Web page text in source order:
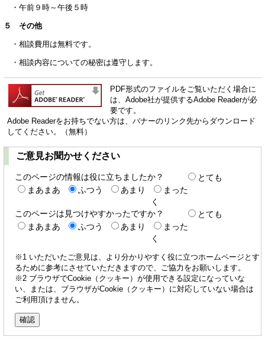
・午前９時～午後５時
５ その他
・相談費用は無料です。
・相談内容についての秘密は遵守します。
PDF形式のファイルをご覧いただく場合に
は、Adobe社が提供するAdobe Readerが必
要です。
Adobe Readerをお持ちでない方は、バナーのリンク先からダウンロード
してください。（無料）
ご意見お聞かせください
このページの情報は役に立ちましたか？
とても
まあまあ
ふつう あまり
まった
く
このページは見つけやすかったですか？
とても
まあまあ
ふつう あまり
まった
く
※1 いただいたご意見は、より分かりやすく役に立つホームページとす
るために参考にさせていただきますので、ご協力をお願いします。
※2 ブラウザでCookie（クッキー）が使用できる設定になっていな
い、または、ブラウザがCookie（クッキー）に対応していない場合は
ご利用頂けません。